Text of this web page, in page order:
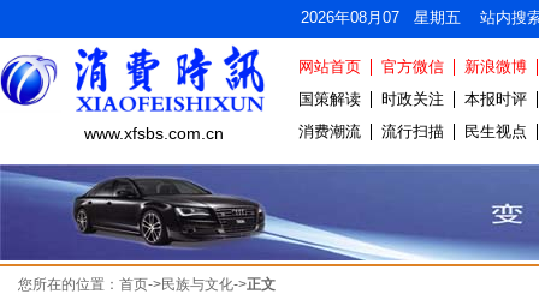
2026年08月07 星期五 站内搜
www.xfsbs.com.cn
网站首页 官方微信
新浪微博
国策解读
时政关注
本报时评
消费潮流
流行扫描 民生视点
您所在的位置： 首页->民族与文化->正文